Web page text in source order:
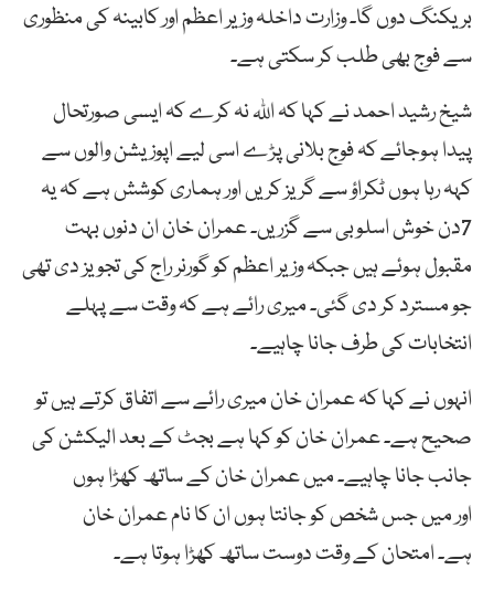
بریکنگ دوں گا۔ وزارت داخلہ وزیر اعظم اور کابینہ کی منظوری
سے فوج بھی طلب کر سکتی ہے۔
شیخ رشید احمد نے کہا کہ اللہ نہ کرے کہ ایسی صورتحال
پیدا ہوجائے کہ فوج بلانی پڑے اسی لیے اپوزیشن والوں سے
کہہ رہا ہوں ٹکراؤ سے گریز کریں اور ہماری کوشش ہے کہ یہ
7دن خوش اسلوبی سے گزریں۔ عمران خان ان دنوں بہت
مقبول ہوئے ہیں جبکہ وزیر اعظم کو گورنر راج کی تجویز دی تھی
جو مسترد کر دی گئی۔ میری رائے ہے کہ وقت سے پہلے
انتخابات کی طرف جانا چاہیے۔
انہوں نے کہا کہ عمران خان میری رائے سے اتفاق کرتے ہیں تو
صحیح ہے۔ عمران خان کو کہا ہے بجٹ کے بعد الیکشن کی
جانب جانا چاہیے۔ میں عمران خان کے ساتھ کھڑا ہوں
اور میں جس شخص کو جانتا ہوں ان کا نام عمران خان
ہے۔ امتحان کے وقت دوست ساتھ کھڑا ہوتا ہے۔